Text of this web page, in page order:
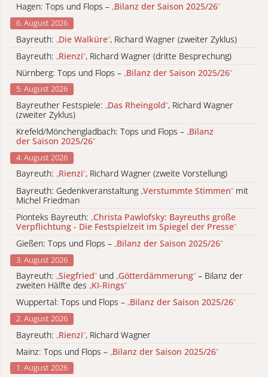
Hagen: Tops und Flops – „Bilanz der Saison 2025/26“
6. August 2026
Bayreuth: „Die Walküre“, Richard Wagner (zweiter Zyklus)
Bayreuth: „Rienzi“, Richard Wagner (dritte Besprechung)
Nürnberg: Tops und Flops – „Bilanz der Saison 2025/26“
5. August 2026
Bayreuther Festspiele: „Das Rheingold“, Richard Wagner
(zweiter Zyklus)
Krefeld/Mönchengladbach: Tops und Flops – „Bilanz
der Saison 2025/26“
4. August 2026
Bayreuth: „Rienzi“, Richard Wagner (zweite Vorstellung)
Bayreuth: Gedenkveranstaltung „Verstummte Stimmen“ mit
Michel Friedman
Pionteks Bayreuth: „Christa Pawlofsky: Bayreuths große
Verpflichtung - Die Festspielzeit im Spiegel der Presse“
Gießen: Tops und Flops – „Bilanz der Saison 2025/26“
3. August 2026
Bayreuth: „Siegfried“ und „Götterdämmerung“ – Bilanz der
zweiten Hälfte des „KI-Rings“
Wuppertal: Tops und Flops – „Bilanz der Saison 2025/26“
2. August 2026
Bayreuth: „Rienzi“, Richard Wagner
Mainz: Tops und Flops – „Bilanz der Saison 2025/26“
1. August 2026